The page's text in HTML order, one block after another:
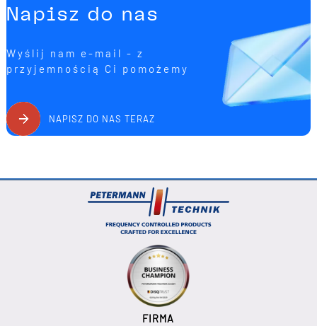
Napisz do nas
Wyślij nam e-mail - z
przyjemnością Ci pomożemy
NAPISZ DO NAS TERAZ
FIRMA